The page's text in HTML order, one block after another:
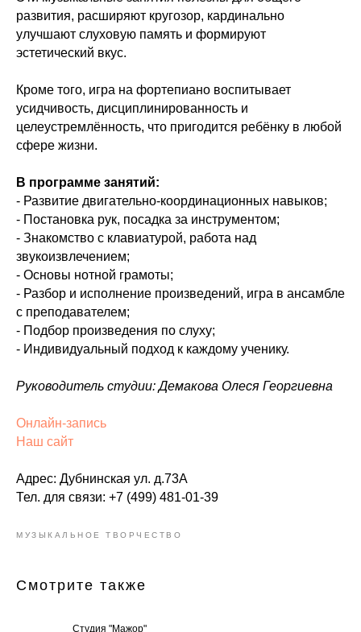
развития, расширяют кругозор, кардинально
улучшают слуховую память и формируют
эстетический вкус.
Кроме того, игра на фортепиано воспитывает
усидчивость, дисциплинированность и
целеустремлённость, что пригодится ребёнку в любой
сфере жизни.
В программе занятий:
- Развитие двигательно-координационных навыков;
- Постановка рук, посадка за инструментом;
- Знакомство с клавиатурой, работа над
звукоизвлечением;
- Основы нотной грамоты;
- Разбор и исполнение произведений, игра в ансамбле
с преподавателем;
- Подбор произведения по слуху;
- Индивидуальный подход к каждому ученику.
Руководитель студии: Демакова Олеся Георгиевна
Онлайн-запись
Наш сайт
Адрес: Дубнинская ул. д.73А
Тел. для связи: +7 (499) 481-01-39
МУЗЫКАЛЬНОЕ ТВОРЧЕСТВО
Смотрите также
Студия "Мажор"